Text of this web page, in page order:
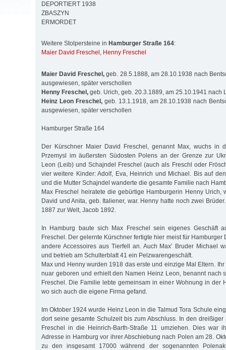
DEPORTIERT 1938
ZBASZYN
ERMORDET
Weitere Stolpersteine in Hamburger Straße 164:
Maier David Freschel , Henny Freschel
Maier David Freschel,geb. 28.5.1888, am 28.10.1938 nach
ausgewiesen, später verschollen
Henny Freschel, geb. Urich, geb. 20.3.1889, am 25.10.1941 nach
Heinz Leon Freschel,geb. 13.1.1918, am 28.10.1938 nach
ausgewiesen, später verschollen
Hamburger Straße 164
Der Kürschner Maier David Freschel, genannt Max, wuchs in
Przemysl im äußersten Südosten Polens an der Grenze zur
Leon (Leib) und Schajndel Freschel (auch als Freschl oder
vier weitere Kinder: Adolf, Eva, Heinrich und Michael. Bis auf
und die Mutter Schajn­del wanderte die gesamte Familie nach
Max Freschel heiratete die gebürtige Hamburgerin Henny Urich,
David und Anita, geb. Italiener, war. Henny hatte noch zwei
1887 zur Welt, Jacob 1892.
In Hamburg baute sich Max Freschel sein eigenes Geschäft
Freschel. Der gelernte Kürschner fertigte hier meist für Hamburger
andere Acces­soires aus Tierfell an. Auch Max’ Bruder Michael
und betrieb am Schulterblatt 41 ein Pelzwarengeschäft.
Max und Henny wurden 1918 das erste und einzige Mal Eltern.
nuar geboren und erhielt den Namen Heinz Leon, benannt nach
Fre­schel. Die Familie lebte gemeinsam in einer Wohnung in der
wo sich auch die eigene Firma gefand.
Im Oktober 1924 wurde Heinz Leon in die Talmud Tora Schule
dort seine gesamte Schulzeit bis zum Abschluss. In den dreißiger
Fre­schel in die Heinrich-Barth-Straße 11 umziehen. Dies war
Adresse in Hamburg vor ihrer Abschiebung nach Polen am 28.
zu den insge­samt 17000 während der sogenannten